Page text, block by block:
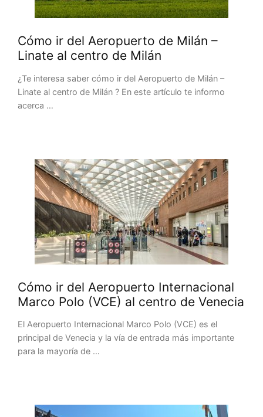
Cómo ir del Aeropuerto de Milán –
Linate al centro de Milán
¿Te interesa saber cómo ir del Aeropuerto de Milán –
Linate al centro de Milán ? En este artículo te informo
acerca …
Cómo ir del Aeropuerto Internacional
Marco Polo (VCE) al centro de Venecia
El Aeropuerto Internacional Marco Polo (VCE) es el
principal de Venecia y la vía de entrada más importante
para la mayoría de …